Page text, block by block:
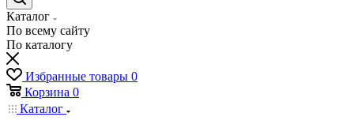
Каталог
По всему сайту
По каталогу
Избранные товары 0
Корзина 0
Каталог